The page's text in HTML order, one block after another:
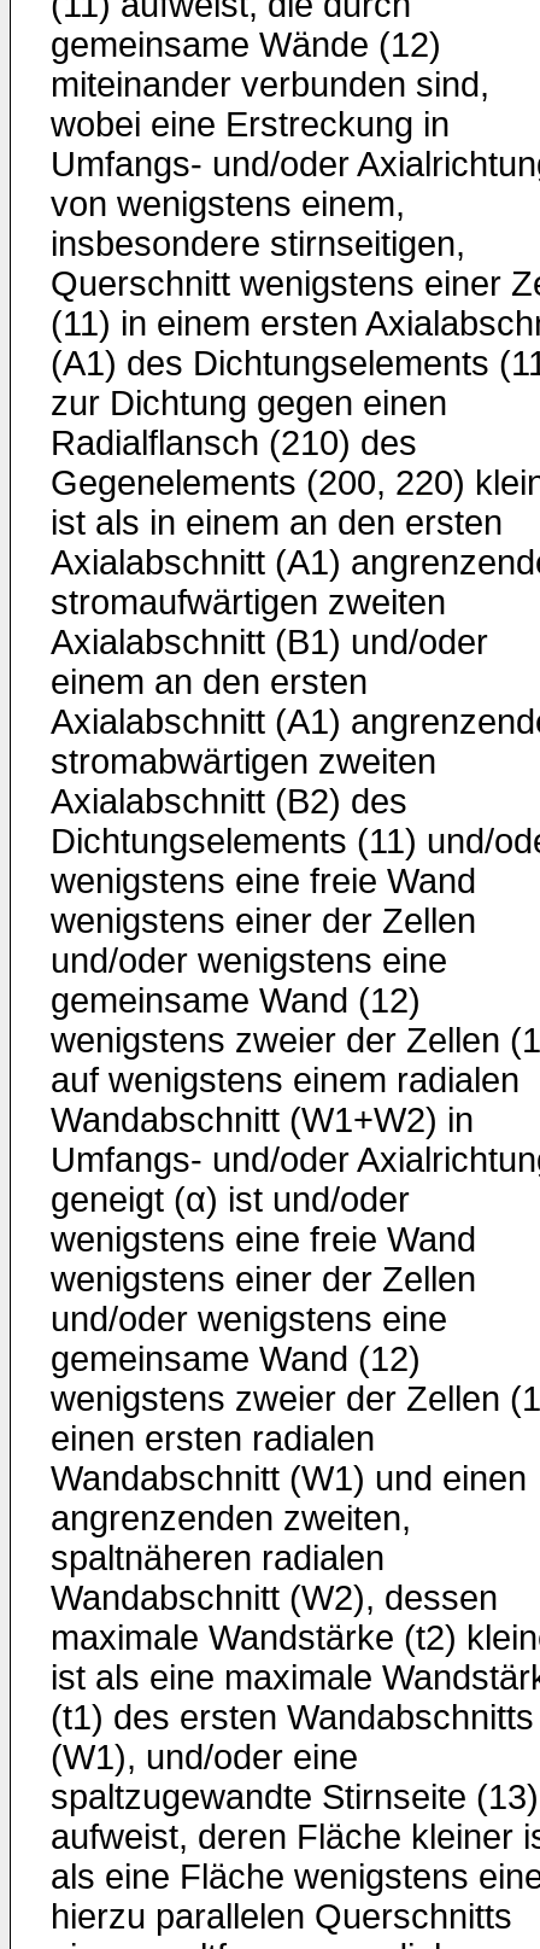
gemeinsame Wände (12)
miteinander verbunden sind,
wobei eine Erstreckung in
Umfangs- und/oder
von wenigstens einem,
insbesondere stirnseitigen,
Querschnitt wenigstens einer
(11) in einem ersten
(A1) des Dichtungselements
zur Dichtung gegen einen
Radialflansch (210) des
Gegenelements (200, 220)
ist als in einem an den ersten
Axialabschnitt (A1)
stromaufwärtigen zweiten
Axialabschnitt (B1) und/oder
einem an den ersten
Axialabschnitt (A1)
stromabwärtigen zweiten
Axialabschnitt (B2) des
Dichtungselements (11) und/
wenigstens eine freie Wand
wenigstens einer der Zellen
und/oder wenigstens eine
gemeinsame Wand (12)
wenigstens zweier der Zellen
auf wenigstens einem radialen
Wandabschnitt (W1+W2) in
Umfangs- und/oder
geneigt (α) ist und/oder
wenigstens eine freie Wand
wenigstens einer der Zellen
und/oder wenigstens eine
gemeinsame Wand (12)
wenigstens zweier der Zellen
einen ersten radialen
Wandabschnitt (W1) und einen
angrenzenden zweiten,
spaltnäheren radialen
Wandabschnitt (W2), dessen
maximale Wandstärke (t2)
ist als eine maximale
(t1) des ersten Wandabschnitts
(W1), und/oder eine
spaltzugewandte Stirnseite (13)
aufweist, deren Fläche kleiner
als eine Fläche wenigstens
hierzu parallelen Querschnitts